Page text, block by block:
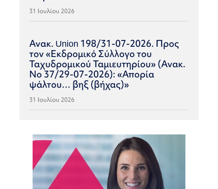
31 Ιουλίου 2026
Ανακ. Union 198/31-07-2026. Προς
τον «Εκδρομικό Σύλλογο του
Ταχυδρομικού Ταμιευτηρίου» (Ανακ.
Νο 37/29-07-2026): «Απορία
ψάλτου… βηξ (βήχας)»
31 Ιουλίου 2026